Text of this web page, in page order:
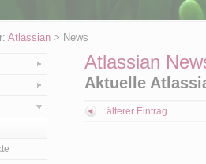
Atlassian > News
Atlassian
Aktuelle
älterer Eintrag